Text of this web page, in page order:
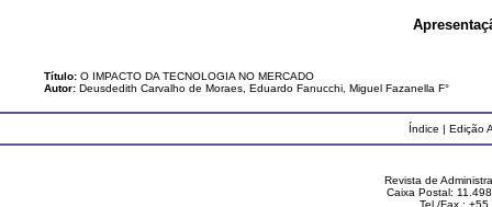
Título: O IMPACTO DA TECNOLOGIA NO MERCADO
Autor: Deusdedith Carvalho de Moraes, Eduardo Fanucchi, Miguel Fazanella F°
Índice | Edição
Revista de
Caixa Postal:
Tel./Fax.: